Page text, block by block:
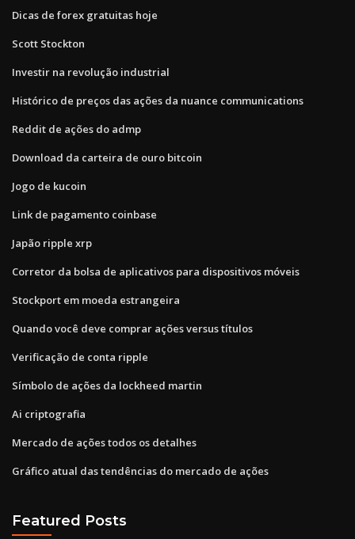
Dicas de forex gratuitas hoje
Scott Stockton
Investir na revolução industrial
Histórico de preços das ações da nuance communications
Reddit de ações do admp
Download da carteira de ouro bitcoin
Jogo de kucoin
Link de pagamento coinbase
Japão ripple xrp
Corretor da bolsa de aplicativos para dispositivos móveis
Stockport em moeda estrangeira
Quando você deve comprar ações versus títulos
Verificação de conta ripple
Símbolo de ações da lockheed martin
Ai criptografia
Mercado de ações todos os detalhes
Gráfico atual das tendências do mercado de ações
Featured Posts